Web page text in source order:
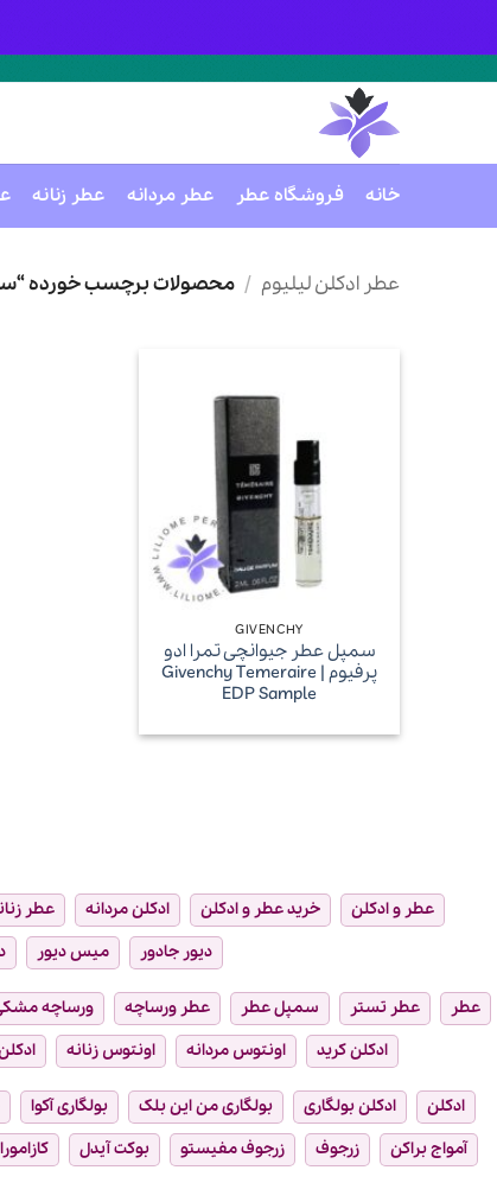
خانه فروشگاه عطر عطر مردانه عطر زنانه
عطر ادکلن لیلیوم / محصولات برچسب خورده
+
GIVENCHY
سمپل عطر جیوانچی تمرا ادو
پرفیوم | Givenchy Temeraire
EDP Sample
عطر و ادکلن خرید عطر و ادکلن ادکلن مردانه عطر
دیور جادور
میس دیور
عطر عطر تستر سمپل عطر عطر ورساچه ورساچه
ادکلن کرید
اونتوس مردانه اونتوس زنانه
ادکلن ادکلن بولگاری بولگاری من این بلک بولگاری آکوا
آمواج براکن
زرجوف زرجوف مفیستو بوکت آیدل